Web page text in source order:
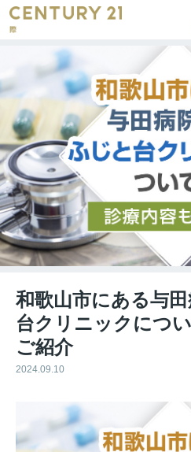
和歌山市にある与
台クリニックにつ
ご紹介
2024.09.10